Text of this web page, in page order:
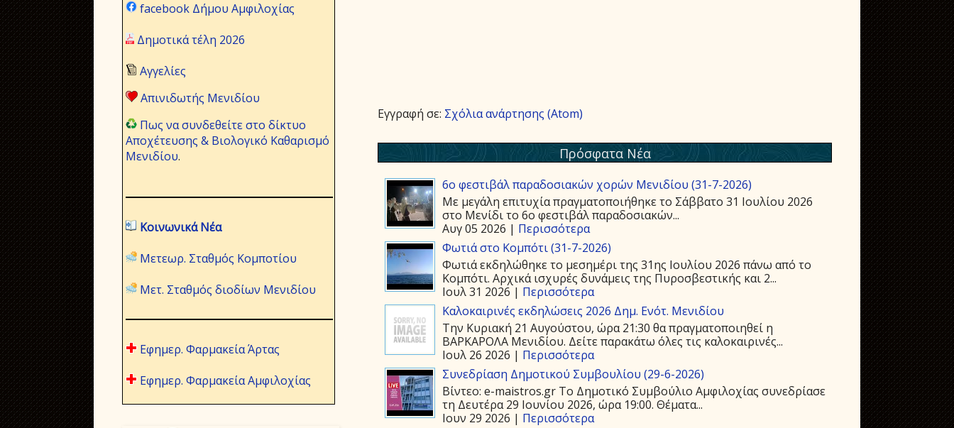
Εγγραφή σε: Σχόλια ανάρτησης (Atom)
Πρόσφατα Νέα
6ο φεστιβάλ παραδοσιακών χορών Μενιδίου (31-7-2026)
Με μεγάλη επιτυχία πραγματοποιήθηκε το Σάββατο 31 Ιουλίου 2026
στο Μενίδι το 6ο φεστιβάλ παραδοσιακών...
Αυγ 05 2026 | Περισσότερα
Φωτιά στο Κομπότι (31-7-2026)
Φωτιά εκδηλώθηκε το μεσημέρι της 31ης Ιουλίου 2026 πάνω από το
Κομπότι. Αρχικά ισχυρές δυνάμεις της Πυροσβεστικής και 2...
Ιουλ 31 2026 | Περισσότερα
Καλοκαιρινές εκδηλώσεις 2026 Δημ. Ενότ. Μενιδίου
Την Κυριακή 21 Αυγούστου, ώρα 21:30 θα πραγματοποιηθεί η
ΒΑΡΚΑΡΟΛΑ Μενιδίου. Δείτε παρακάτω όλες τις καλοκαιρινές...
Ιουλ 26 2026 | Περισσότερα
Συνεδρίαση Δημοτικού Συμβουλίου (29-6-2026)
Βίντεο: e-maistros.gr Το Δημοτικό Συμβούλιο Αμφιλοχίας συνεδρίασε
τη Δευτέρα 29 Ιουνίου 2026, ώρα 19:00. Θέματα...
Ιουν 29 2026 | Περισσότερα
facebook Δήμου Αμφιλοχίας
Δημοτικά τέλη 2026
Αγγελίες
Απινιδωτής Μενιδίου
Πως να συνδεθείτε στο δίκτυο
Αποχέτευσης & Βιολογικό Καθαρισμό
Μενιδίου.
Κοινωνικά Νέα
Μετεωρ. Σταθμός Κομποτίου
Μετ. Σταθμός διοδίων Μενιδίου
Εφημερ. Φαρμακεία Άρτας
Εφημερ. Φαρμακεία Αμφιλοχίας